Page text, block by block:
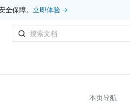
保障。 立即体验 →
本页导航